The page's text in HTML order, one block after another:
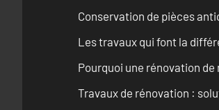
Conservation de pièces
Les travaux qui font la
Pourquoi une rénovation
Travaux de rénovation :